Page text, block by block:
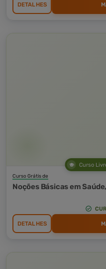
DETALHES
Curso
Curso Grátis de
Noções Básicas em
DETALHES